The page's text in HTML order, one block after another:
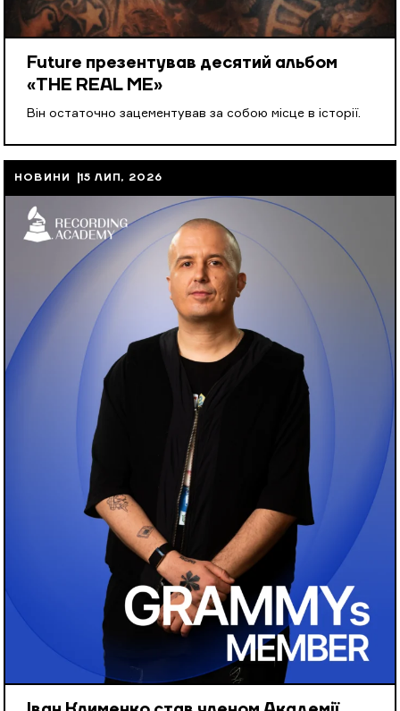
Future презентував десятий альбом
«THE REAL ME»
Він остаточно зацементував за собою місце в історії.
НОВИНИ 15 ЛИП, 2026